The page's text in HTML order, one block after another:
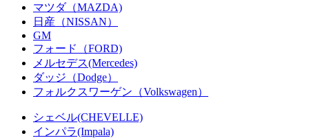
マツダ（MAZDA)
日産（NISSAN）
GM
フォード（FORD)
メルセデス(Mercedes)
ダッジ（Dodge）
フォルクスワーゲン（Volkswagen）
シェベル(CHEVELLE)
インパラ(Impala)